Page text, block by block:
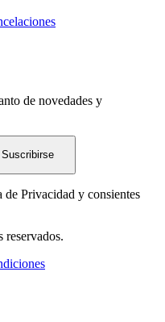
de novedades y
Suscribirse
de Privacidad y consientes